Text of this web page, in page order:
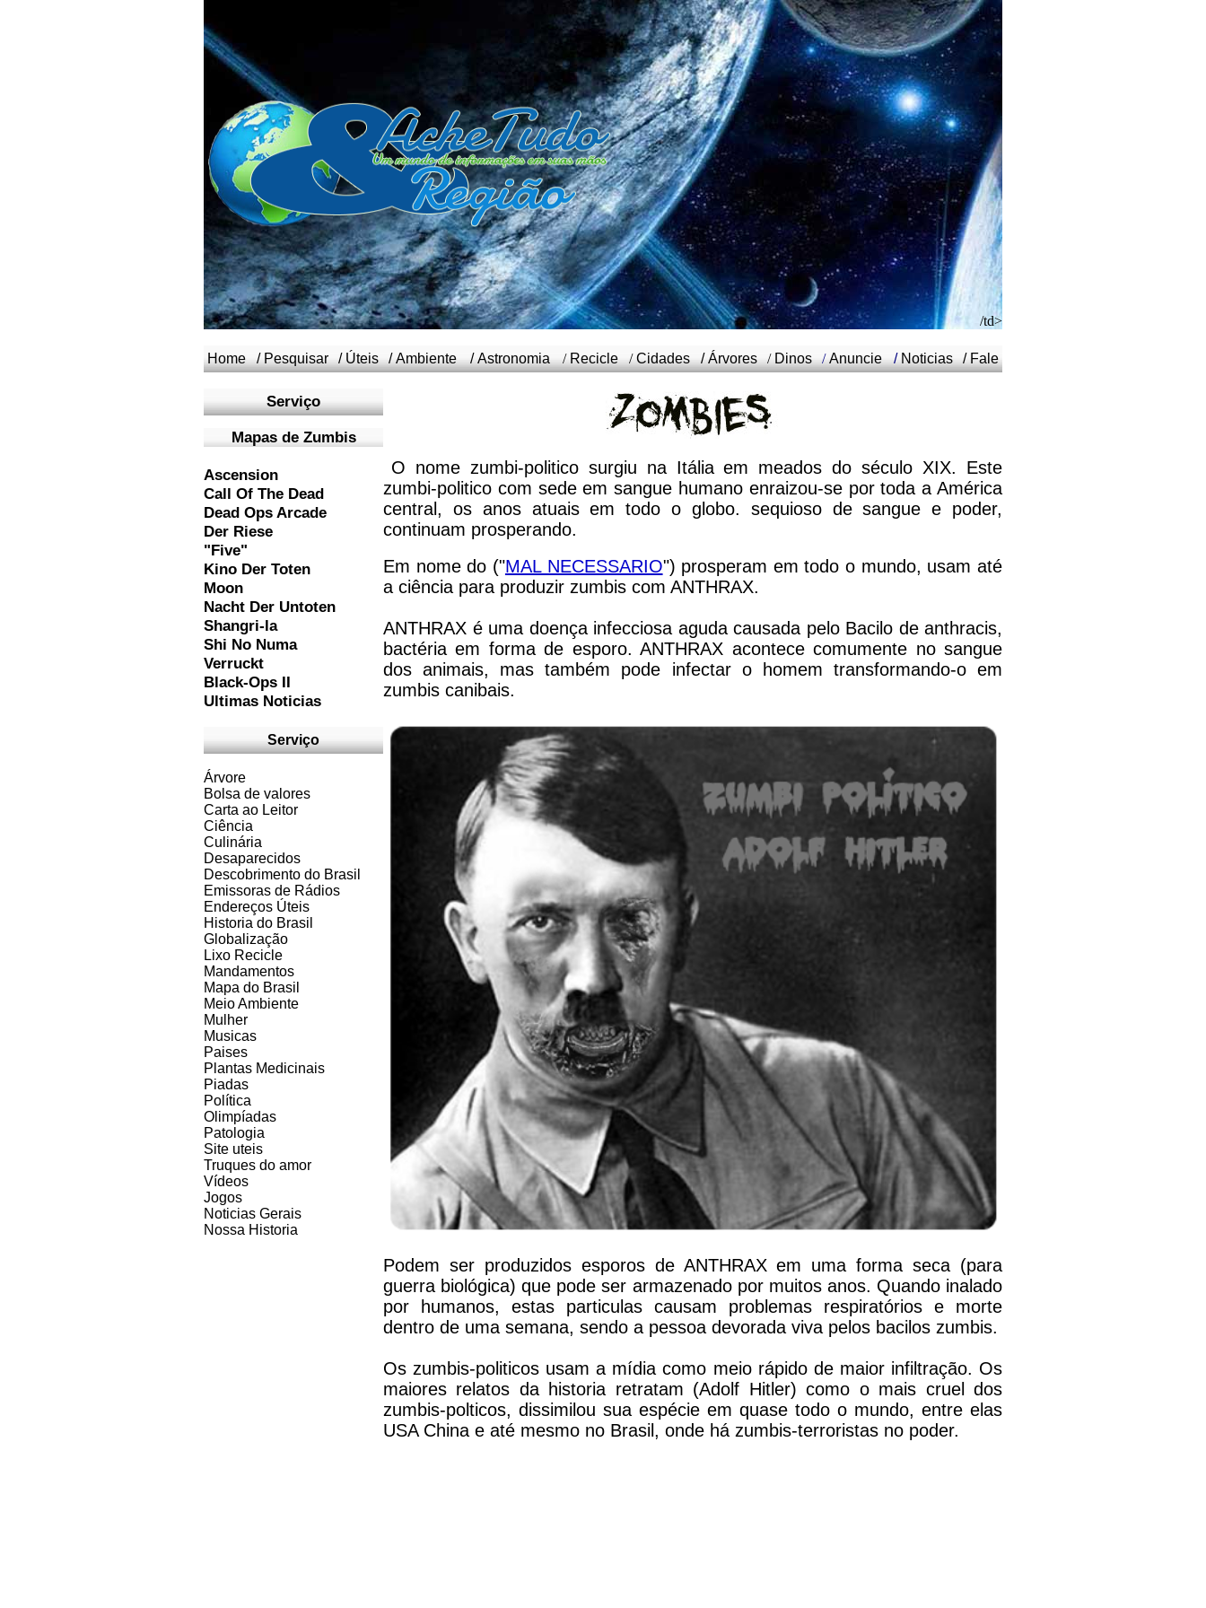
/td>
Home / Pesquisar / Úteis /Ambiente /Astronomia / Recicle /Cidades /Árvores / Dinos /Anuncie / Noticias / Fale
Serviço
Mapas de Zumbis
Ascension
Call Of The Dead
Dead Ops Arcade
Der Riese
"Five"
Kino Der Toten
Moon
Nacht Der Untoten
Shangri-la
Shi No Numa
Verruckt
Black-Ops II
Ultimas Noticias
Serviço
Árvore
Bolsa de valores
Carta ao Leitor
Ciência
Culinária
Desaparecidos
Descobrimento do Brasil
Emissoras de Rádios
Endereços Úteis
Historia do Brasil
Globalização
Lixo Recicle
Mandamentos
Mapa do Brasil
Meio Ambiente
Mulher
Musicas
Paises
Plantas Medicinais
Piadas
Política
Olimpíadas
Patologia
Site uteis
Truques do amor
Vídeos
Jogos
Noticias Gerais
Nossa Historia
O nome zumbi-politico surgiu na Itália em meados do século XIX. Este
zumbi-politico com sede em sangue humano enraizou-se por toda a América
central, os anos atuais em todo o globo. sequioso de sangue e poder,
continuam prosperando.
Em nome do ("MAL NECESSARIO") prosperam em todo o mundo, usam até
a ciência para produzir zumbis com ANTHRAX.
ANTHRAX é uma doença infecciosa aguda causada pelo Bacilo de anthracis,
bactéria em forma de esporo. ANTHRAX acontece comumente no sangue
dos animais, mas também pode infectar o homem transformando-o em
zumbis canibais.
Podem ser produzidos esporos de ANTHRAX em uma forma seca (para
guerra biológica) que pode ser armazenado por muitos anos. Quando inalado
por humanos, estas particulas causam problemas respiratórios e morte
dentro de uma semana, sendo a pessoa devorada viva pelos bacilos zumbis.
Os zumbis-politicos usam a mídia como meio rápido de maior infiltração. Os
maiores relatos da historia retratam (Adolf Hitler) como o mais cruel dos
zumbis-polticos, dissimilou sua espécie em quase todo o mundo, entre elas
USA China e até mesmo no Brasil, onde há zumbis-terroristas no poder.